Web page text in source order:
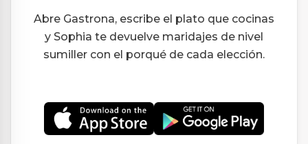
Abre Gastrona, escribe el plato que cocinas
y Sophia te devuelve maridajes de nivel
sumiller con el porqué de cada elección.